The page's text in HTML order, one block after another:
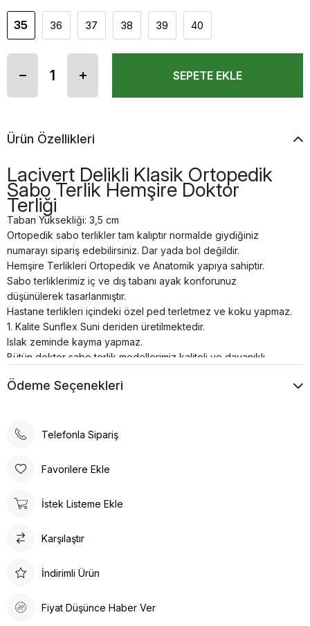
35 36 37 38 39 40
Ürün Özellikleri
Lacivert Delikli Klasik Ortopedik
Sabo Terlik Hemşire Doktor
Terliği
Taban Yüksekliği: 3,5 cm
Ortopedik sabo terlikler tam kalıptır normalde giydiğiniz
numarayı sipariş edebilirsiniz. Dar yada bol değildir.
Hemşire Terlikleri Ortopedik ve Anatomik yapıya sahiptir.
Sabo terliklerimiz iç ve dış tabanı ayak konforunuz
düşünülerek tasarlanmıştır.
Hastane terlikleri içindeki özel ped terletmez ve koku yapmaz.
1. Kalite Sunflex Suni deriden üretilmektedir.
Islak zeminde kayma yapmaz.
Bütün doktor sabo terlik modellerimiz kaliteli ve dayanıklı
Tam anatomik sabo terlik temizliği nemli bir bez yardımı ile
evde, günlük yaşamın her alanında kullanılabilir.
konforlu bir deneyim sunar. Günlük kullanım için ideal olan bu
tasarlanmıştır. Gün boyu rahat adımlar atmanızı sağlar. Suni deri
sunar. İç tabanında kullanılan suni deri malzeme ayağınızın
Kalın topuklu tasarım, dengeli ve rahat bir yürüyüş deneyimi
Ödeme Seçenekleri
Telefonla Sipariş
Favorilere Ekle
İstek Listeme Ekle
Karşılaştır
İndirimli Ürün
Fiyat Düşünce Haber Ver